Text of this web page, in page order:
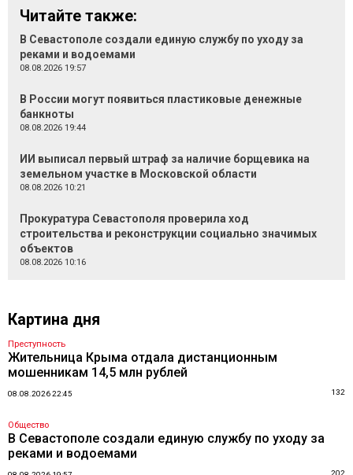
Читайте также:
В Севастополе создали единую службу по уходу за
реками и водоемами
08.08.2026 19:57
В России могут появиться пластиковые денежные
банкноты
08.08.2026 19:44
ИИ выписал первый штраф за наличие борщевика на
земельном участке в Московской области
08.08.2026 10:21
Прокуратура Севастополя проверила ход
строительства и реконструкции социально значимых
объектов
08.08.2026 10:16
Картина дня
Преступность
Жительница Крыма отдала дистанционным
мошенникам 14,5 млн рублей
08.08.2026 22:45 132
Общество
В Севастополе создали единую службу по уходу за
реками и водоемами
202